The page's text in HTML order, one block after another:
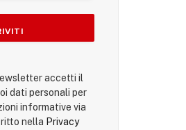
accetti il
dati personali per
informative via
nella Privacy